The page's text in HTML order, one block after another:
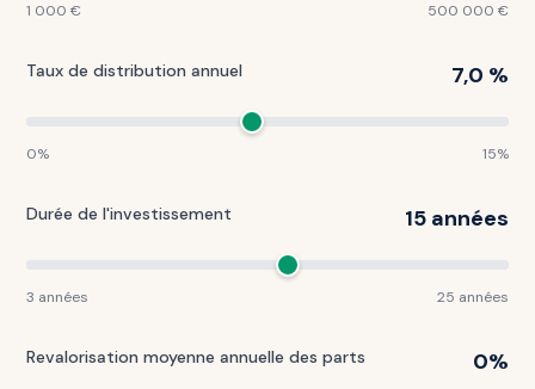
1 000 € 500 000 €
Taux de distribution annuel 7,0 %
0% 15%
Durée de l'investissement 15années
3 années 25 années
Revalorisation moyenne annuelle des parts 0%